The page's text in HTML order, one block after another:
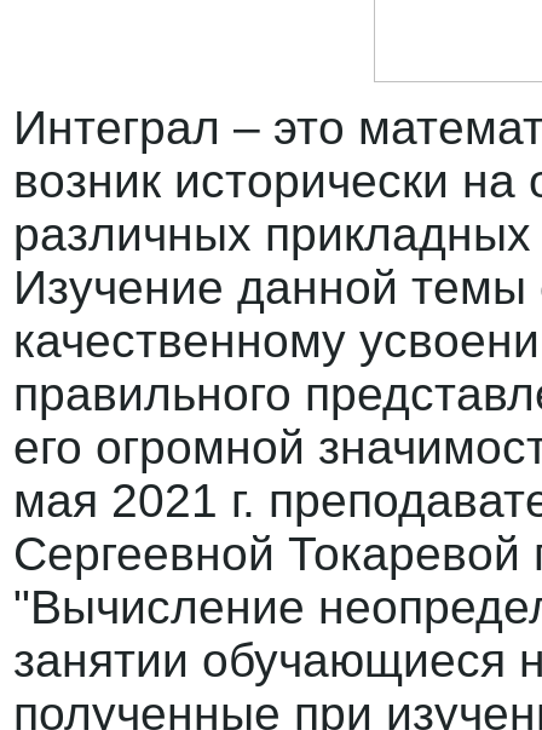
Интеграл – это
возник исторически
различных
Изучение данной темы
качественному
правильного
его огромной
мая 2021 г.
Сергеевной
"Вычисление
занятии обучающиеся
полученные при